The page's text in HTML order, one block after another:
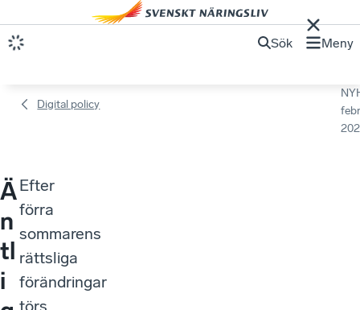
Sök Meny
Digital policy
Ä
n
tl
i
Efter
förra
sommarens
rättsliga
förändringar
törs